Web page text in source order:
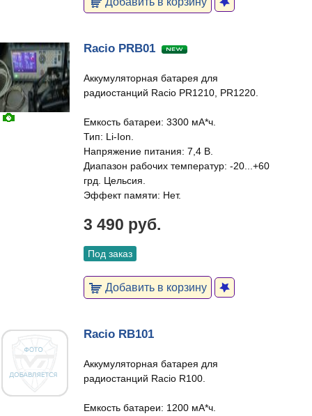
Racio PRB01
Аккумуляторная батарея для
радиостанций Racio PR1210, PR1220.
Емкость батареи: 3300 мА*ч.
Тип: Li-Ion.
Напряжение питания: 7,4 В.
Диапазон рабочих температур: -20...+60
грд. Цельсия.
Эффект памяти: Нет.
3 490 руб.
Под заказ
Добавить в корзину
Racio RB101
Аккумуляторная батарея для
радиостанций Racio R100.
Емкость батареи: 1200 мА*ч.